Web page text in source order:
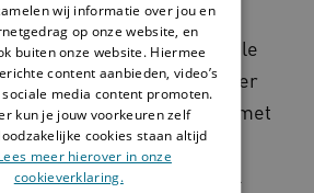
oorsprong Canadees
Nederland ook bij cerebrale
wordt gebruikt. Toch is er
een groot verschil met
instrument: ‘Onze
wijzer is als gesprekstool
wij informatie over jou en
op onze website, en
buiten onze website. Hiermee
content aanbieden, video’s
media content promoten.
kun je jouw voorkeuren zelf
cookies staan altijd
meer hierover in onze
cookieverklaring.